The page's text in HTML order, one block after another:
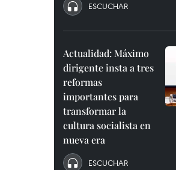
ESCUCHAR
Actualidad: Máximo
dirigente insta a tres
reformas
importantes para
transformar la
cultura socialista en
nueva era
ESCUCHAR